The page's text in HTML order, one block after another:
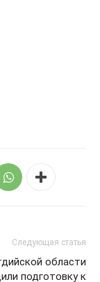
Следующая статья
области
подготовку к